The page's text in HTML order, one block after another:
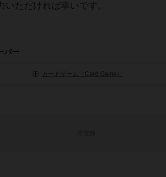
ただければ幸いです。
バー
カードゲーム（Card Game）